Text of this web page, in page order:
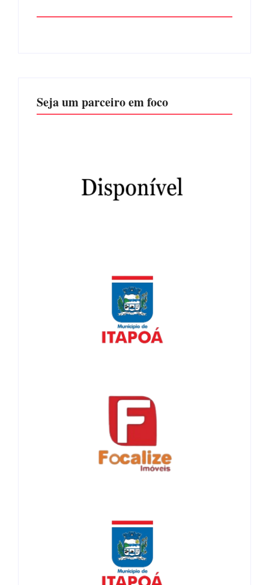
Seja um parceiro em foco